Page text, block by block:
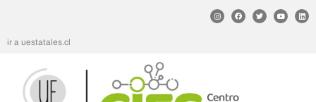
ir a uestatales.cl